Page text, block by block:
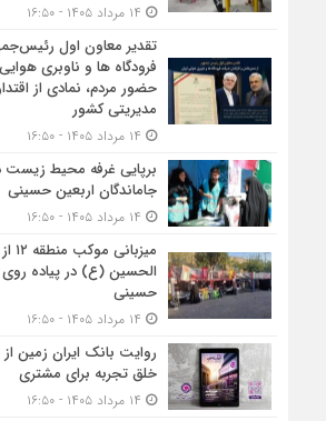
تقدیر معاون اول
فرودگاه ها و ناوبری
حضور مردم، نمادی از
مدیریتی کشور
برپایی غرفه محیط زیست
جاماندگان اربعین حسینی
الحسین (ع) در پیاده روی
حسینی
روایت بانک ایران زمین از
خلق تجربه برای مشتری